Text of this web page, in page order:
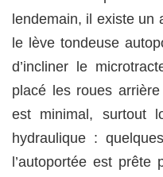
lendemain, il existe un
le lève tondeuse
d’incliner le
placé les roues
est minimal, surtout
hydraulique :
l’autoportée est